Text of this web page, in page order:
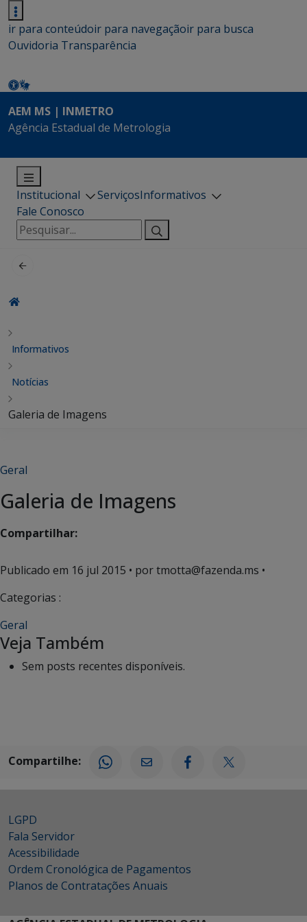
ir para conteúdoir para navegaçãoir para busca
Ouvidoria Transparência
AEM MS | INMETRO
Agência Estadual de Metrologia
Institucional ServiçosInformativos
Fale Conosco
Pesquisar
por:
Informativos
Notícias
Galeria de Imagens
Geral
Galeria de Imagens
Compartilhar:
Publicado em 16 jul 2015 • por tmotta@fazenda.ms •
Categorias :
Geral
Veja Também
Sem posts recentes disponíveis.
Compartilhe:
LGPD
Fala Servidor
Acessibilidade
Ordem Cronológica de Pagamentos
Planos de Contratações Anuais